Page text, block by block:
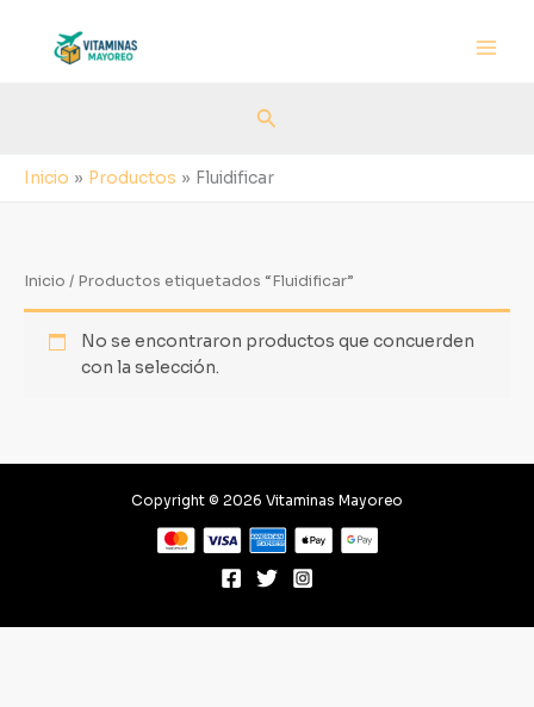
contenido
Buscar
Inicio Productos Fluidificar
Inicio / Productos etiquetados “Fluidificar”
No se encontraron productos que concuerden
con la selección.
Copyright © 2026 Vitaminas Mayoreo